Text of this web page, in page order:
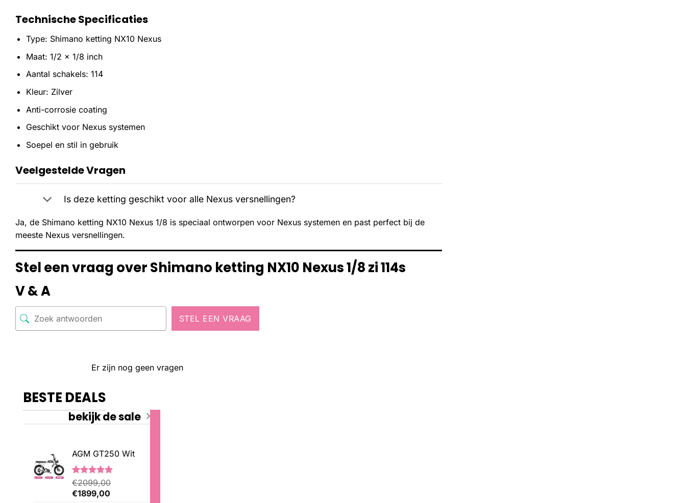
Technische Specificaties
Type: Shimano ketting NX10 Nexus
Maat: 1/2 x 1/8 inch
Aantal schakels: 114
Kleur: Zilver
Anti-corrosie coating
Geschikt voor Nexus systemen
Soepel en stil in gebruik
Veelgestelde Vragen
Is deze ketting geschikt voor alle Nexus versnellingen?
Ja, de Shimano ketting NX10 Nexus 1/8 is speciaal ontworpen voor Nexus systemen en past perfect bij de
meeste Nexus versnellingen.
Stel een vraag over Shimano ketting NX10 Nexus 1/8 zi 114s
V & A
STEL EEN VRAAG
Er zijn nog geen vragen
BESTE DEALS
bekijk de sale
AGM GT250 Wit
Gewaardeerd
5.00op 5
gebaseerd
1
€2099,00
Oorspronkelijke
€1899,00Huidige